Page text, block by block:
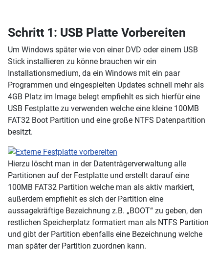
Schritt 1: USB Platte Vorbereiten
Um Windows später wie von einer DVD oder einem USB
Stick installieren zu könne brauchen wir ein
Installationsmedium, da ein Windows mit ein paar
Programmen und eingespielten Updates schnell mehr als
4GB Platz im Image belegt empfiehlt es sich hierfür eine
USB Festplatte zu verwenden welche eine kleine 100MB
FAT32 Boot Partition und eine große NTFS Datenpartition
besitzt.
Hierzu löscht man in der Datenträgerverwaltung alle
Partitionen auf der Festplatte und erstellt darauf eine
100MB FAT32 Partition welche man als aktiv markiert,
außerdem empfiehlt es sich der Partition eine
aussagekräftige Bezeichnung z.B. „BOOT“ zu geben, den
restlichen Speicherplatz formatiert man als NTFS Partition
und gibt der Partition ebenfalls eine Bezeichnung welche
man später der Partition zuordnen kann.